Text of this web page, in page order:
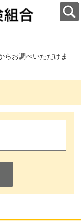
らお調べいただけま